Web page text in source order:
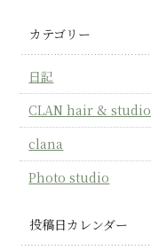
カテゴリー
日記
CLAN hair & studio
clana
Photo studio
投稿日カレンダー